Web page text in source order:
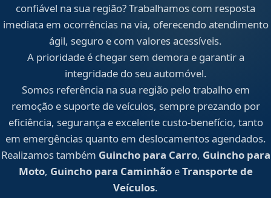
confiável na sua região? Trabalhamos com resposta
imediata em ocorrências na via, oferecendo atendimento
ágil, seguro e com valores acessíveis.
A prioridade é chegar sem demora e garantir a
integridade do seu automóvel.
Somos referência na sua região pelo trabalho em
remoção e suporte de veículos, sempre prezando por
eficiência, segurança e excelente custo-benefício, tanto
em emergências quanto em deslocamentos agendados.
Realizamos também Guincho para Carro, Guincho para
Moto, Guincho para CaminhãoeTransporte de
Veículos.